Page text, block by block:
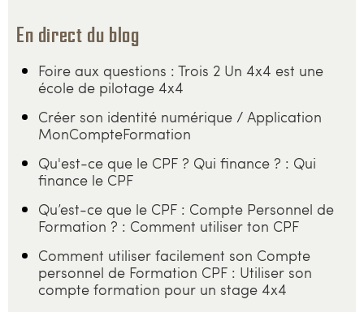
En direct du blog
Foire aux questions : Trois 2 Un 4x4 est une
école de pilotage 4x4
Créer son identité numérique / Application
MonCompteFormation
Qu'est-ce que le CPF ? Qui finance ? : Qui
finance le CPF
Qu’est-ce que le CPF : Compte Personnel de
Formation ? : Comment utiliser ton CPF
Comment utiliser facilement son Compte
personnel de Formation CPF : Utiliser son
compte formation pour un stage 4x4